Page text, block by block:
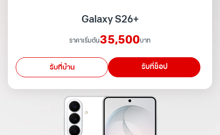
Galaxy S26+
ราคาเริ่มต้น35,500บาท
รับที่บ้าน รับที่ช็อป